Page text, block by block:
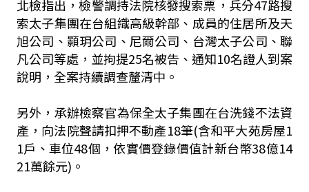
北檢指出，檢警調持法院核發搜索票，兵分47路搜
索太子集團在台組織高級幹部、成員的住居所及天
旭公司、顥玥公司、尼爾公司、台灣太子公司、聯
凡公司等處，並拘提25名被告、通知10名證人到案
說明，全案持續調查釐清中。
另外，承辦檢察官為保全太子集團在台洗錢不法資
產，向法院聲請扣押不動產18筆(含和平大苑房屋1
1戶、車位48個，依實價登錄價值計新台幣38億14
21萬餘元)。